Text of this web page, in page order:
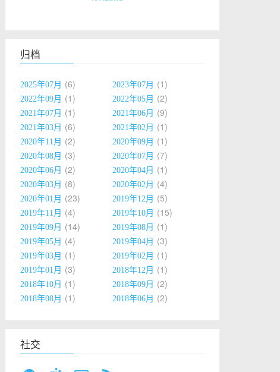
归档
2025年07月 6 2023年07月 1
2022年09月 1 2022年05月 2
2021年07月 1 2021年06月 9
2021年03月 6 2021年02月 1
2020年11月 2 2020年09月 1
2020年08月 3 2020年07月 7
2020年06月 2 2020年04月 1
2020年03月 8 2020年02月 4
2020年01月 23 2019年12月 5
2019年11月 4 2019年10月 15
2019年09月 14 2019年08月 1
2019年05月 4 2019年04月 3
2019年03月 1 2019年02月 1
2019年01月 3 2018年12月 1
2018年10月 1 2018年09月 2
2018年08月 1 2018年06月 2
社交